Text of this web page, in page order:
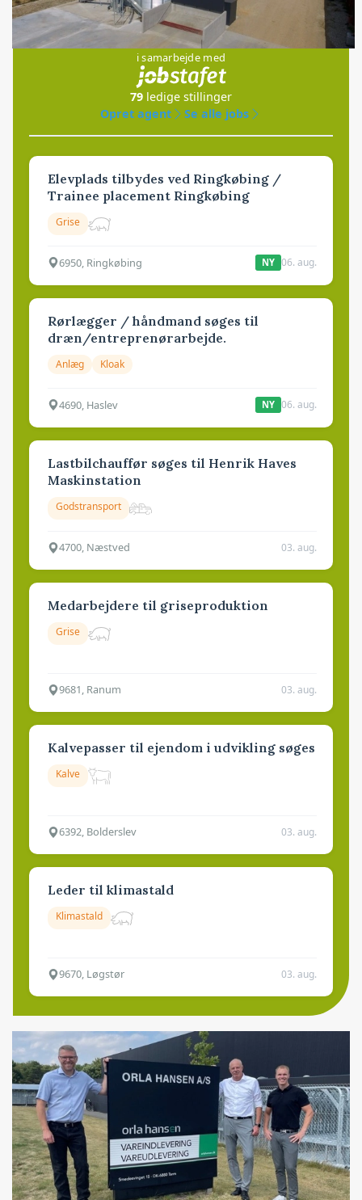
Jobs
i samarbejde med
79 ledige stillinger
Opret agent
Se alle jobs
Elevplads tilbydes ved Ringkøbing /
Trainee placement Ringkøbing
Grise
6950, Ringkøbing NY 06. aug.
Rørlægger / håndmand søges til
dræn/entreprenørarbejde.
Anlæg Kloak
4690, Haslev NY 06. aug.
Lastbilchauffør søges til Henrik Haves
Maskinstation
Godstransport
4700, Næstved 03. aug.
Medarbejdere til griseproduktion
Grise
9681, Ranum 03. aug.
Kalvepasser til ejendom i udvikling søges
Kalve
6392, Bolderslev 03. aug.
Leder til klimastald
Klimastald
9670, Løgstør 03. aug.